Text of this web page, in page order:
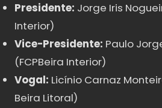
Presidente: Jorge Iris
Interior)
Vice-Presidente: Paulo
(FCPBeira Interior)
Vogal: Licínio Carnaz
Beira Litoral)